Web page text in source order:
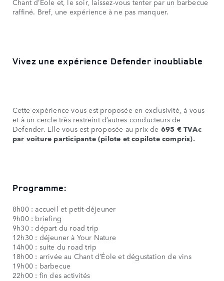
Chant d’Éole et, le soir, laissez-vous tenter par un barbecue
raffiné. Bref, une expérience à ne pas manquer.
Vivez une expérience Defender inoubliable
Cette expérience vous est proposée en exclusivité, à vous
et à un cercle très restreint d’autres conducteurs de
Defender. Elle vous est proposée au prix de 695 € TVAc
par voiture participante (pilote et copilote compris).
Programme:
8h00 : accueil et petit-déjeuner
9h00 : briefing
9h30 : départ du road trip
12h30 : déjeuner à Your Nature
14h00 : suite du road trip
18h00 : arrivée au Chant d’Éole et dégustation de vins
19h00 : barbecue
22h00 : fin des activités